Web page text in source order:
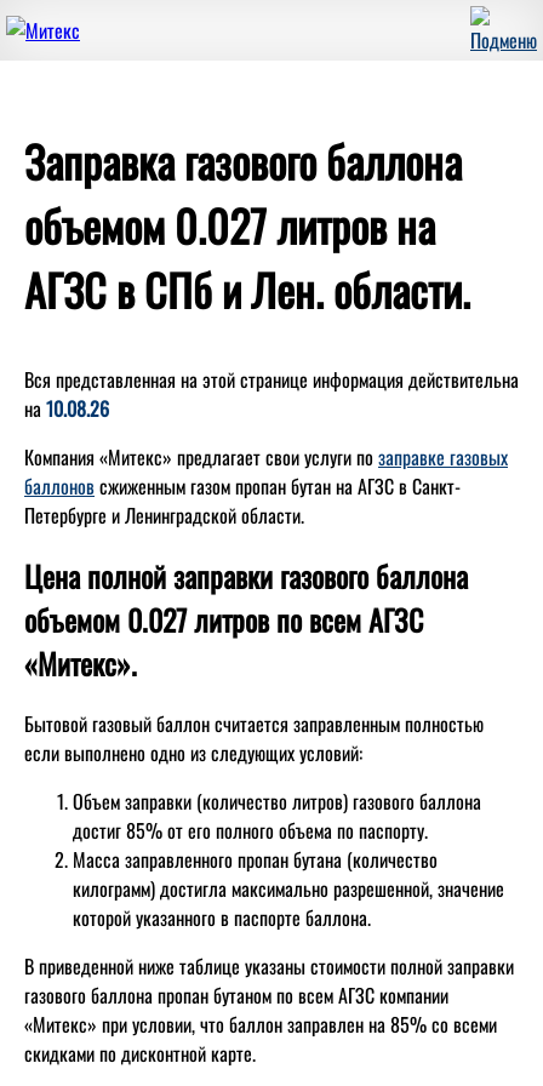
Заправка газового баллона
объемом 0.027 литров на
АГЗС в СПб и Лен. области.
Вся представленная на этой странице информация действительна
на10.08.26
Компания «Митекс» предлагает свои услуги позаправке газовых
баллоновсжиженным газом пропан бутан на АГЗС в Санкт-
Петербурге и Ленинградской области.
Цена полной заправки газового баллона
объемом 0.027 литров по всем АГЗС
«Митекс».
Бытовой газовый баллон считается заправленным полностью
если выполнено одно из следующих условий:
Объем заправки (количество литров) газового баллона
достиг 85% от его полного объема по паспорту.
Масса заправленного пропан бутана (количество
килограмм) достигла максимально разрешенной, значение
которой указанного в паспорте баллона.
В приведенной ниже таблице указаны стоимости полной заправки
газового баллона пропан бутаном по всем АГЗС компании
«Митекс» при условии, что баллон заправлен на 85% со всеми
скидками по дисконтной карте.